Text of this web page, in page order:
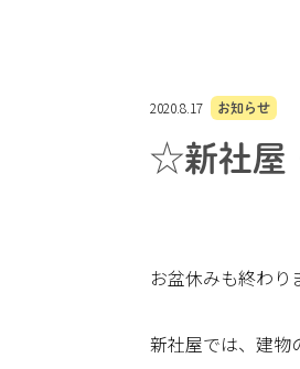
2020.8.17 お知らせ
☆新社屋
お盆休みも終わり
新社屋では、建物